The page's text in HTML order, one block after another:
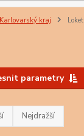
Karlovarský kraj Loket
parametry
Nejdražší